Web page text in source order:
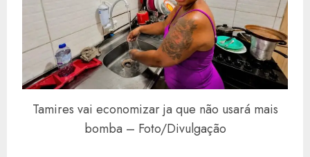
Tamires vai economizar ja que não usará mais
bomba – Foto/Divulgação